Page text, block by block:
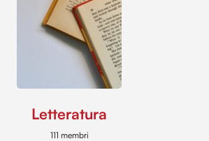
Letteratura
111 membri